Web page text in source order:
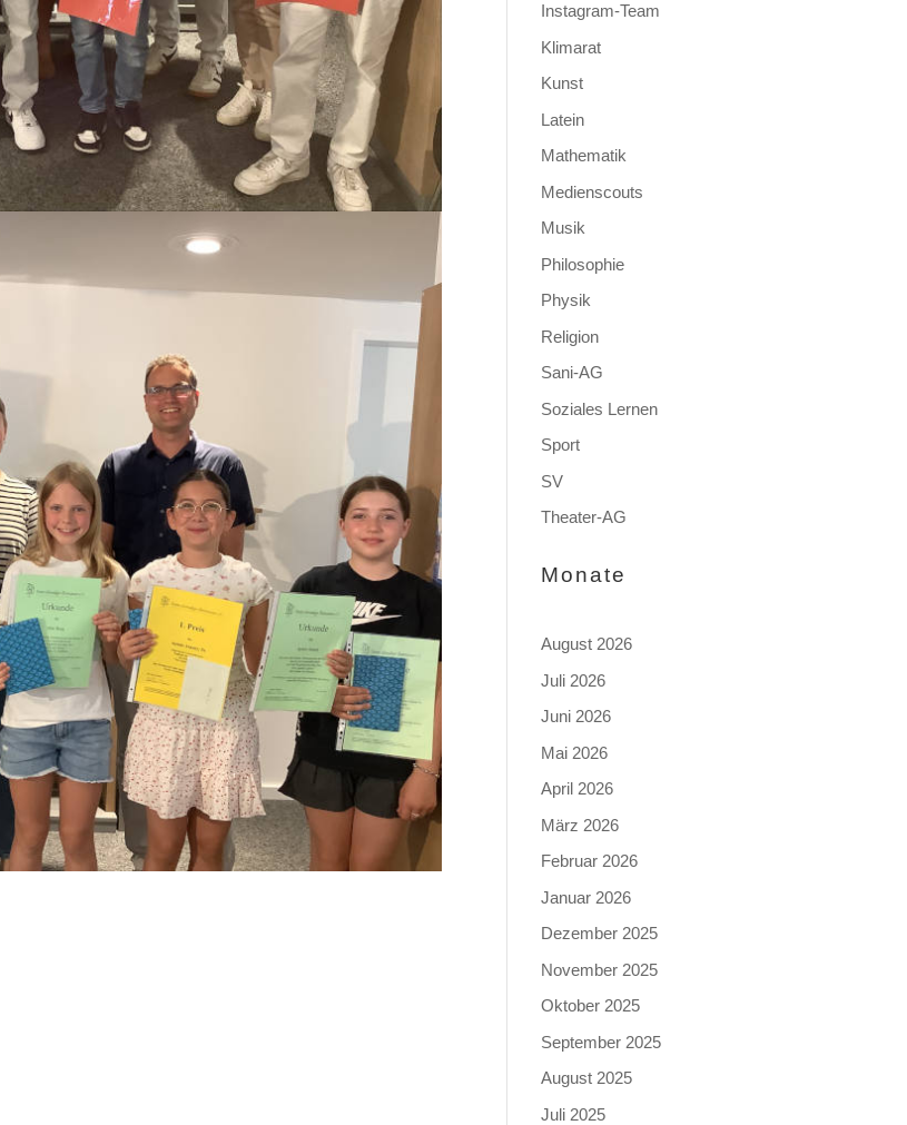
Instagram-Team
Klimarat
Kunst
Latein
Mathematik
Medienscouts
Musik
Philosophie
Physik
Religion
Sani-AG
Soziales Lernen
Sport
SV
Theater-AG
Monate
August 2026
Juli 2026
Juni 2026
Mai 2026
April 2026
März 2026
Februar 2026
Januar 2026
Dezember 2025
November 2025
Oktober 2025
September 2025
August 2025
Juli 2025